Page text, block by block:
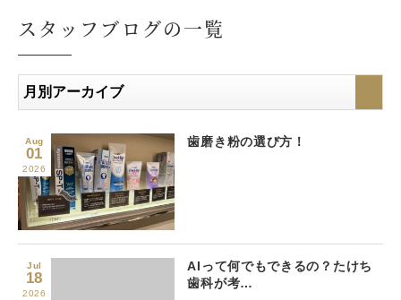
スタッフブログの一覧
Aug
01
2026
歯磨き粉の選び方！
Jul
18
2026
AIって何でもできるの？たけち
歯科が考…